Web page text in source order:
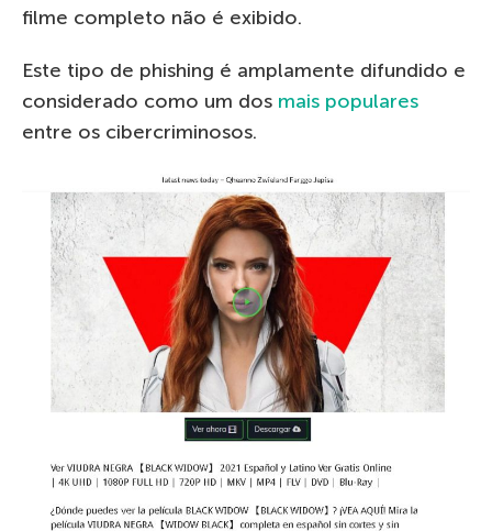
filme completo não é exibido.
Este tipo de phishing é amplamente difundido e
considerado como um dos mais populares
entre os cibercriminosos.